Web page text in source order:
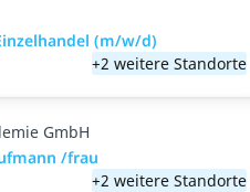
(m/w/d)
+2 weitere Standorte
GmbH
/frau
+2 weitere Standorte